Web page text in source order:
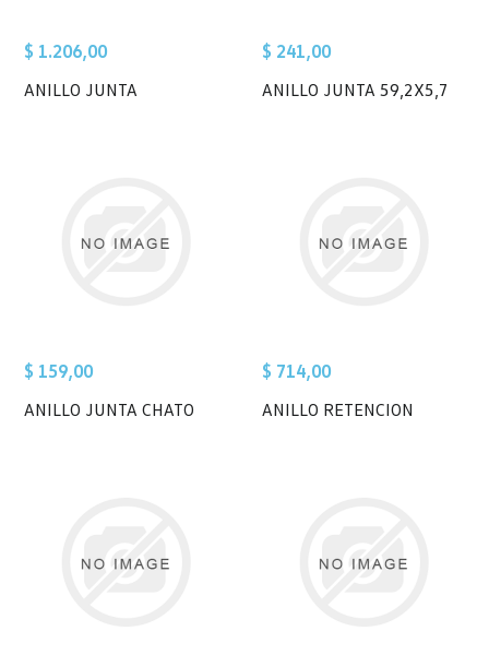
$ 1.206,00
ANILLO JUNTA
$ 241,00
ANILLO JUNTA 59,2X5,7
$ 159,00
ANILLO JUNTA CHATO
$ 714,00
ANILLO RETENCION